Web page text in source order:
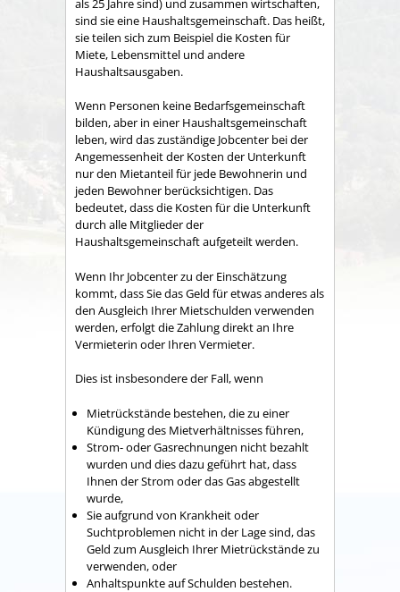
als 25 Jahre sind) und zusammen wirtschaften,
sind sie eine Haushaltsgemeinschaft. Das heißt,
sie teilen sich zum Beispiel die Kosten für
Miete, Lebensmittel und andere
Haushaltsausgaben.
Wenn Personen keine Bedarfsgemeinschaft
bilden, aber in einer Haushaltsgemeinschaft
leben, wird das zuständige Jobcenter bei der
Angemessenheit der Kosten der Unterkunft
nur den Mietanteil für jede Bewohnerin und
jeden Bewohner berücksichtigen. Das
bedeutet, dass die Kosten für die Unterkunft
durch alle Mitglieder der
Haushaltsgemeinschaft aufgeteilt werden.
Wenn Ihr Jobcenter zu der Einschätzung
kommt, dass Sie das Geld für etwas anderes als
den Ausgleich Ihrer Mietschulden verwenden
werden, erfolgt die Zahlung direkt an Ihre
Vermieterin oder Ihren Vermieter.
Dies ist insbesondere der Fall, wenn
Mietrückstände bestehen, die zu einer
Kündigung des Mietverhältnisses führen,
Strom- oder Gasrechnungen nicht bezahlt
wurden und dies dazu geführt hat, dass
Ihnen der Strom oder das Gas abgestellt
wurde,
Sie aufgrund von Krankheit oder
Suchtproblemen nicht in der Lage sind, das
Geld zum Ausgleich Ihrer Mietrückstände zu
verwenden, oder
Anhaltspunkte auf Schulden bestehen.